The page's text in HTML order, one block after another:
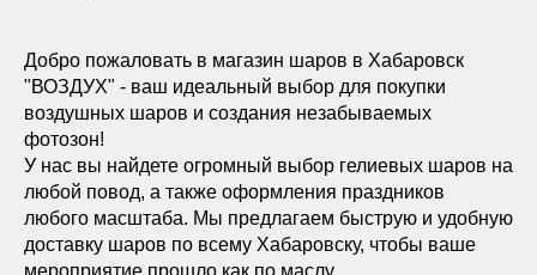
Добро пожаловать в магазин шаров в Хабаровск
"ВОЗДУХ" - ваш идеальный выбор для покупки
воздушных шаров и создания незабываемых
фотозон!
У нас вы найдете огромный выбор гелиевых шаров на
любой повод, а также оформления праздников
любого масштаба. Мы предлагаем быструю и удобную
доставку шаров по всему Хабаровску, чтобы ваше
мероприятие прошло как по маслу.